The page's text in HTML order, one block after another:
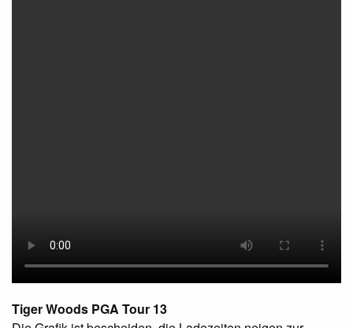
Tiger Woods PGA Tour 13